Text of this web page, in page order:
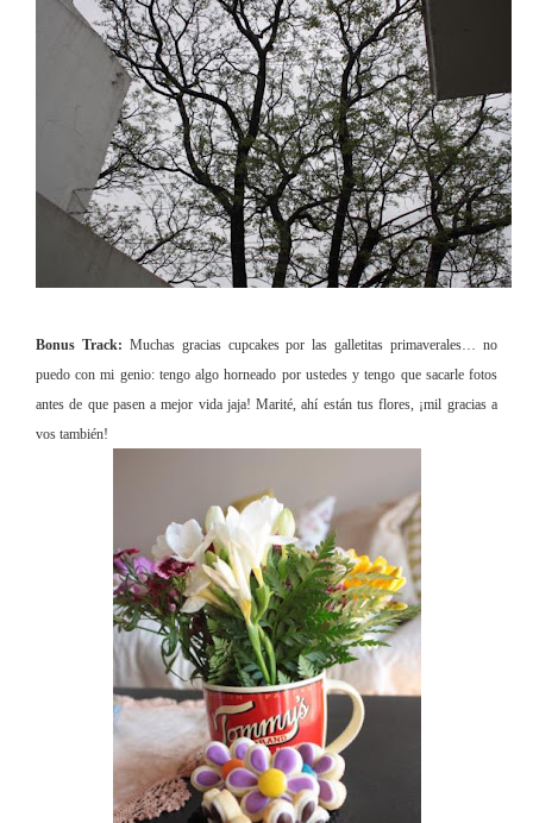
Bonus Track: Muchas gracias cupcakes por las galletitas primaverales… no
puedo con mi genio: tengo algo horneado por ustedes y tengo que sacarle fotos
antes de que pasen a mejor vida jaja! Marité, ahí están tus flores, ¡mil gracias a
vos también!